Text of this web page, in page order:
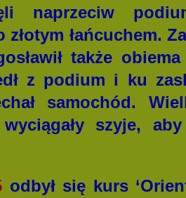
naprzeciw
łańcuchem.
także
z podium i ku
samochód.
szyje,
odbył się kurs